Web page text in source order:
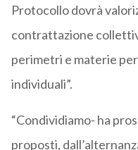
Protocollo dovrà
contrattazione
perimetri e materie
individuali”.
“Condividiamo- ha
proposti,